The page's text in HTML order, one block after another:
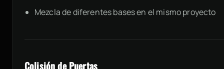
Mezcla de diferentes bases en el mismo proyecto
Colisión de Puertas